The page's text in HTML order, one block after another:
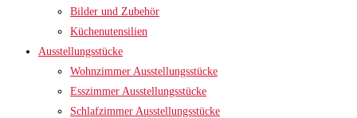
Bilder und Zubehör
Küchenutensilien
Ausstellungsstücke
Wohnzimmer Ausstellungsstücke
Esszimmer Ausstellungsstücke
Schlafzimmer Ausstellungsstücke